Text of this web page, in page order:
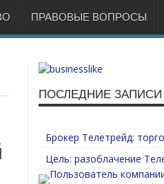
ПРАВОВЫЕ ВОПРОСЫ
ПОСЛЕДНИЕ ЗАПИСИ
Брокер Телетрейд:
Цель: разоблачение